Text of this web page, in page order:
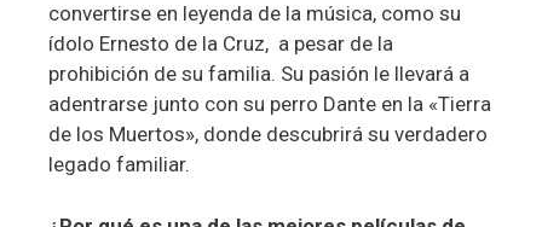
convertirse en leyenda de la música, como su
ídolo Ernesto de la Cruz, a pesar de la
prohibición de su familia. Su pasión le llevará a
adentrarse junto con su perro Dante en la «Tierra
de los Muertos», donde descubrirá su verdadero
legado familiar.